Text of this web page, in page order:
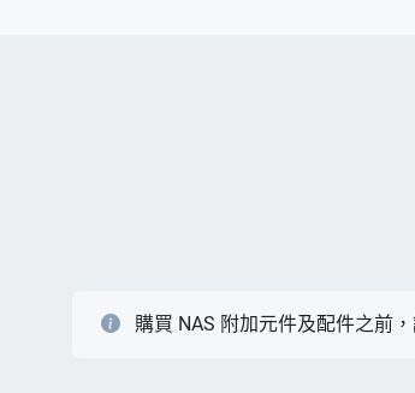
購買 NAS 附加元件及配件之前